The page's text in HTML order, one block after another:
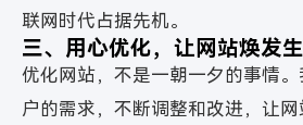
联网时代占据先机。
三、用心优化，让网站焕发
优化网站，不是一朝一夕的事情
户的需求，不断调整和改进，让